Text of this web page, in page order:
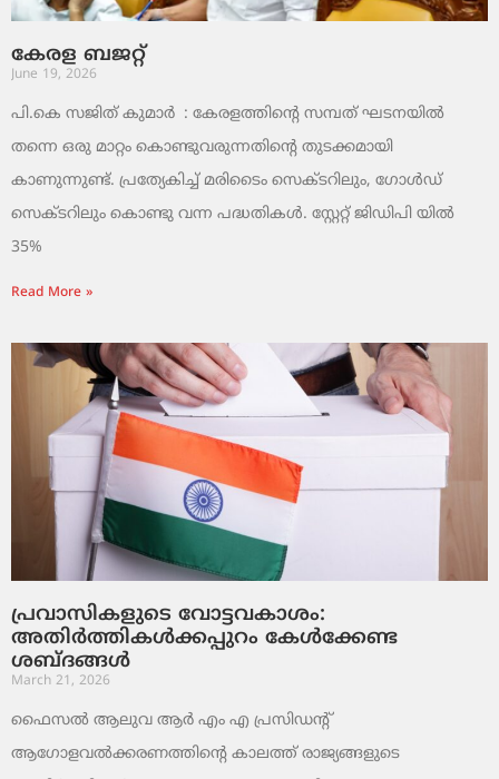
കേരള ബജറ്റ്
June 19, 2026
പി.കെ സജിത് കുമാര്‍ : കേരളത്തിന്റെ സമ്പത് ഘടനയിൽ
തന്നെ ഒരു മാറ്റം കൊണ്ടുവരുന്നതിന്റെ തുടക്കമായി
കാണുന്നുണ്ട്. പ്രത്യേകിച്ച് മരിടൈം സെക്ടറിലും, ഗോൾഡ്
സെക്ടറിലും കൊണ്ടു വന്ന പദ്ധതികൾ. സ്റ്റേറ്റ് ജിഡിപി യിൽ
35%
Read More »
പ്രവാസികളുടെ വോട്ടവകാശം:
അതിർത്തികൾക്കപ്പുറം കേൾക്കേണ്ട
ശബ്ദങ്ങൾ
March 21, 2026
ഫൈസൽ ആലുവ ആർ എം എ പ്രസിഡന്റ്
ആഗോളവൽക്കരണത്തിന്റെ കാലത്ത് രാജ്യങ്ങളുടെ